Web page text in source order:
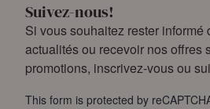
Suivez-nous!
Si vous souhaitez rester informé
actualités ou recevoir nos offres
promotions, inscrivez-vous ou
This form is protected by